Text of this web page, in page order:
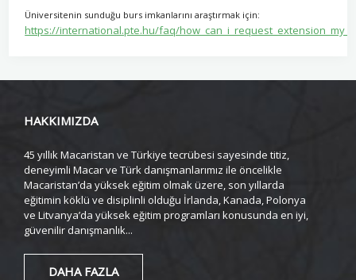
Üniversitenin sunduğu burs imkanlarını araştırmak için:
https://international.pte.hu/faq/
HAKKIMIZDA
45 yıllık Macaristan ve Türkiye tecrübesi sayesinde titiz,
deneyimli Macar ve Türk danışmanlarımız ile öncelikle
Macaristan’da yüksek eğitim olmak üzere, son yıllarda
eğitimin köklü ve disiplinli olduğu İrlanda, Kanada, Polonya
ve Litvanya’da yüksek eğitim programları konusunda en iyi,
güvenilir danışmanlık...
DAHA FAZLA